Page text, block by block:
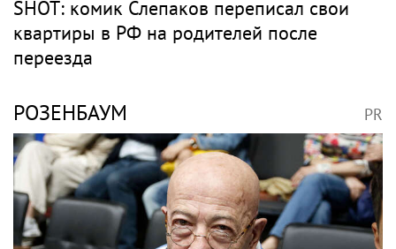
контракта и новые слухи: как живет
Джиган после развода с Оксаной
Самойловой
Барды